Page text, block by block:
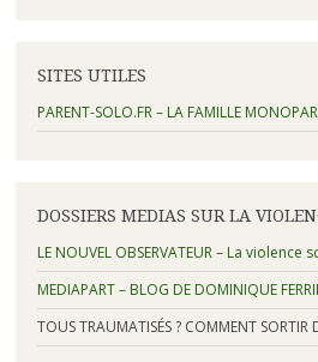
SITES UTILES
PARENT-SOLO.FR – LA FAMILLE
DOSSIERS MEDIAS SUR LA
LE NOUVEL OBSERVATEUR – La violence
MEDIAPART – BLOG DE DOMINIQUE
TOUS TRAUMATISÉS ? COMMENT SORTIR